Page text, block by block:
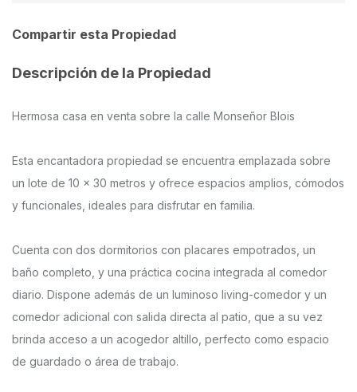
Compartir esta Propiedad
Descripción de la Propiedad
Hermosa casa en venta sobre la calle Monseñor Blois
Esta encantadora propiedad se encuentra emplazada sobre
un lote de 10 x 30 metros y ofrece espacios amplios, cómodos
y funcionales, ideales para disfrutar en familia.
Cuenta con dos dormitorios con placares empotrados, un
baño completo, y una práctica cocina integrada al comedor
diario. Dispone además de un luminoso living-comedor y un
comedor adicional con salida directa al patio, que a su vez
brinda acceso a un acogedor altillo, perfecto como espacio
de guardado o área de trabajo.